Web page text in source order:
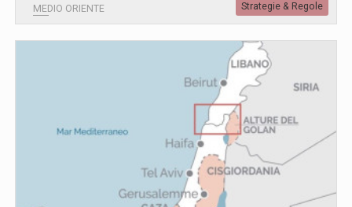
MEDIO ORIENTE Strategie & Regole